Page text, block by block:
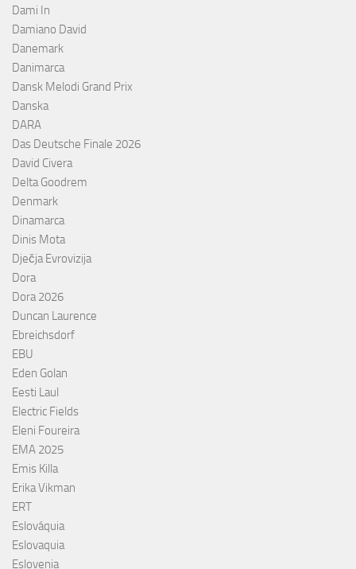
Dami In
Damiano David
Danemark
Danimarca
Dansk Melodi Grand Prix
Danska
DARA
Das Deutsche Finale 2026
David Civera
Delta Goodrem
Denmark
Dinamarca
Dinis Mota
Dječja Evrovizija
Dora
Dora 2026
Duncan Laurence
Ebreichsdorf
EBU
Eden Golan
Eesti Laul
Electric Fields
Eleni Foureira
EMA 2025
Emis Killa
Erika Vikman
ERT
Eslováquia
Eslovaquia
Eslovenia